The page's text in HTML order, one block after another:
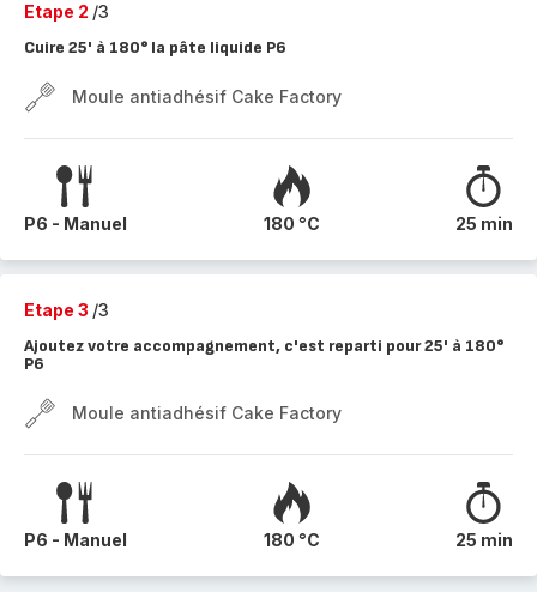
Etape 2 /3
Cuire 25' à 180° la pâte liquide P6
Moule antiadhésif Cake Factory
P6 - Manuel 180 °C 25 min
Etape 3 /3
Ajoutez votre accompagnement, c'est reparti pour 25' à 180°
P6
Moule antiadhésif Cake Factory
P6 - Manuel 180 °C 25 min